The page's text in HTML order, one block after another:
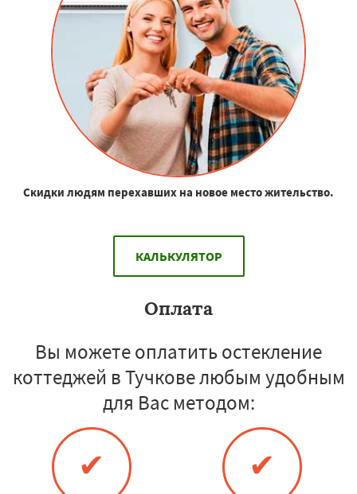
Скидки людям перехавших на новое место жительство.
КАЛЬКУЛЯТОР
Оплата
Вы можете оплатить остекление
коттеджей в Тучкове любым удобным
для Вас методом:
✔ ✔